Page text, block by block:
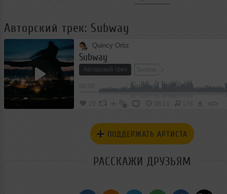
Авторский трек: Subway
Quincy Ortiz
Subway
Авторский трек Techno
23 06:11 176 </>
ПОДДЕРЖАТЬ АРТИСТА
РАССКАЖИ ДРУЗЬЯМ